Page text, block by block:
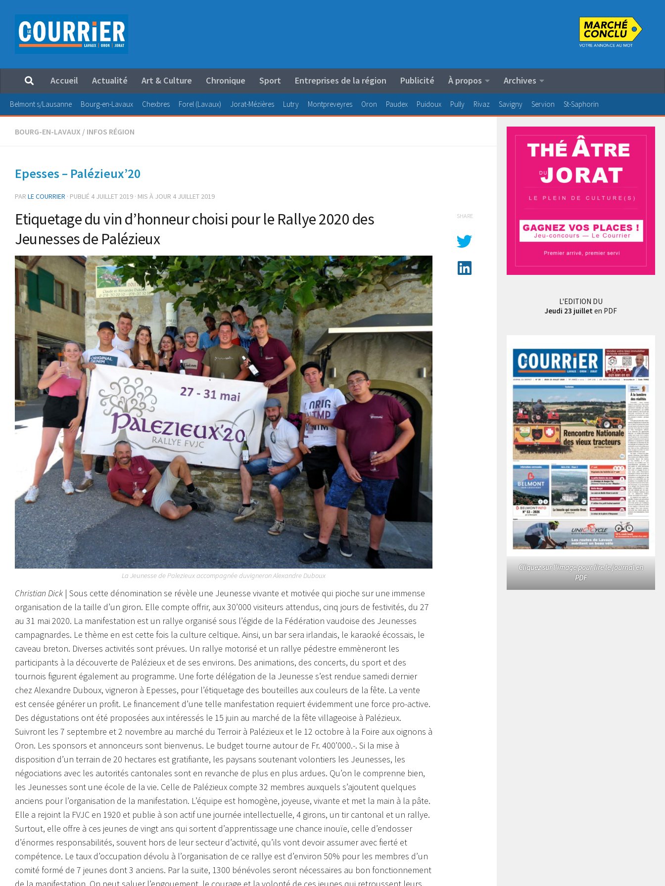
Au dessous du contenu
Accueil Actualité Art & Culture Chronique Sport Entreprises de la région Publicité À propos Archives
Belmont s/Lausanne Bourg-en-Lavaux Chexbres Forel (Lavaux) Jorat-Mézières Lutry Montpreveyres Oron Paudex Puidoux Pully Rivaz Savigny Servion St-Saphorin
BOURG-EN-LAVAUX / INFOS RÉGION
Epesses – Palézieux’20
PAR LE COURRIER · PUBLIÉ 4 JUILLET 2019 · MIS À JOUR 4 JUILLET 2019
Etiquetage du vin d’honneur choisi pour le Rallye 2020 des
Jeunesses de Palézieux
La Jeunesse de Palezieux accompagnée duvigneron Alexandre Duboux
Christian Dick | Sous cette dénomination se révèle une Jeunesse vivante et motivée qui pioche sur une immense
organisation de la taille d’un giron. Elle compte offrir, aux 30’000 visiteurs attendus, cinq jours de festivités, du 27
au 31 mai 2020. La manifestation est un rallye organisé sous l’égide de la Fédération vaudoise des Jeunesses
campagnardes. Le thème en est cette fois la culture celtique. Ainsi, un bar sera irlandais, le karaoké écossais, le
caveau breton. Diverses activités sont prévues. Un rallye motorisé et un rallye pédestre emmèneront les
participants à la découverte de Palézieux et de ses environs. Des animations, des concerts, du sport et des
tournois figurent également au programme. Une forte délégation de la Jeunesse s’est rendue samedi dernier
chez Alexandre Duboux, vigneron à Epesses, pour l’étiquetage des bouteilles aux couleurs de la fête. La vente
est censée générer un profit. Le financement d’une telle manifestation requiert évidemment une force pro-active.
Des dégustations ont été proposées aux intéressés le 15 juin au marché de la fête villageoise à Palézieux.
Suivront les 7 septembre et 2 novembre au marché du Terroir à Palézieux et le 12 octobre à la Foire aux oignons à
Oron. Les sponsors et annonceurs sont bienvenus. Le budget tourne autour de Fr. 400’000.-. Si la mise à
disposition d’un terrain de 20 hectares est gratifiante, les paysans soutenant volontiers les Jeunesses, les
négociations avec les autorités cantonales sont en revanche de plus en plus ardues. Qu’on le comprenne bien,
les Jeunesses sont une école de la vie. Celle de Palézieux compte 32 membres auxquels s’ajoutent quelques
anciens pour l’organisation de la manifestation. L’équipe est homogène, joyeuse, vivante et met la main à la pâte.
Elle a rejoint la FVJC en 1920 et publie à son actif une journée intellectuelle, 4 girons, un tir cantonal et un rallye.
Surtout, elle offre à ces jeunes de vingt ans qui sortent d’apprentissage une chance inouïe, celle d’endosser
d’énormes responsabilités, souvent hors de leur secteur d’activité, qu’ils vont devoir assumer avec fierté et
compétence. Le taux d’occupation dévolu à l’organisation de ce rallye est d’environ 50% pour les membres d’un
comité formé de 7 jeunes dont 3 anciens. Par la suite, 1300 bénévoles seront nécessaires au bon fonctionnement
de la manifestation. On peut saluer l’engouement, le courage et la volonté de ces jeunes qui retroussent leurs
SHARE
L'EDITION DU
Jeudi 23 juillet en PDF
Cliquez sur l'image pour lire le journal en
PDF